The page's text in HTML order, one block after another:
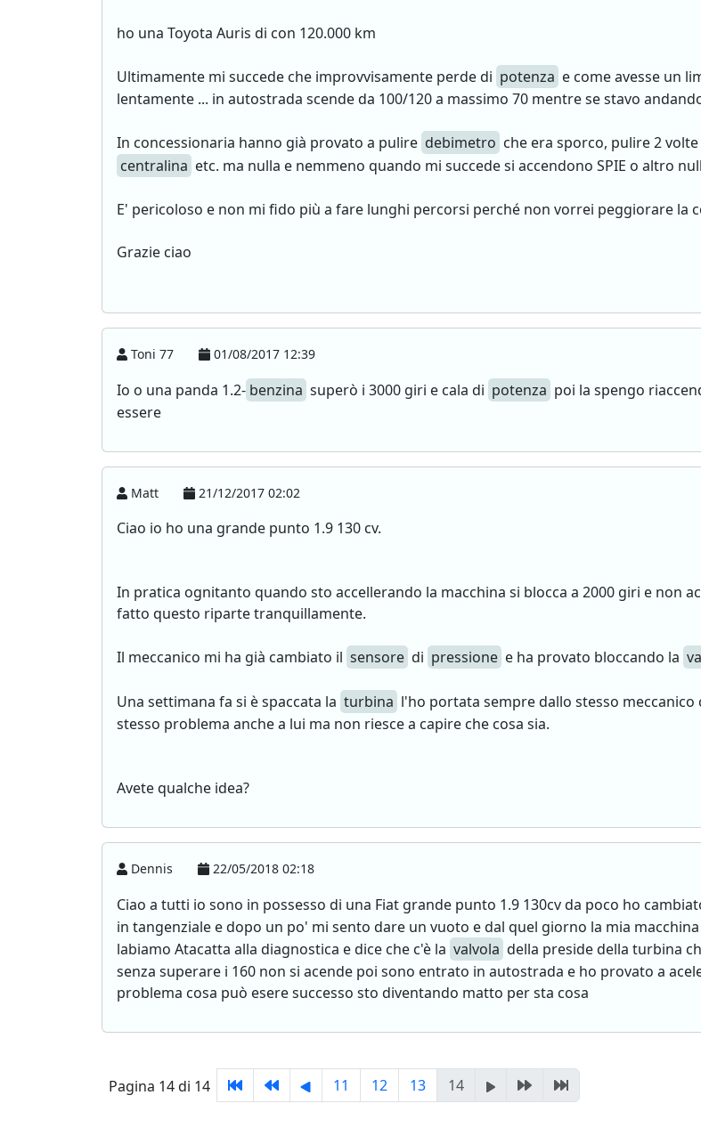
ho una Toyota Auris di con 120.000 km
Ultimamente mi succede che improvvisamente perde di potenza e come avesse un
lentamente ... in autostrada scende da 100/120 a massimo 70 mentre se stavo
In concessionaria hanno già provato a pulire debimetro che era sporco, pulire 2 volte
centralina etc. ma nulla e nemmeno quando mi succede si accendono SPIE o altro
E' pericoloso e non mi fido più a fare lunghi percorsi perché non vorrei peggiorare la
Grazie ciao
Toni 77 01/08/2017 12:39
Io o una panda 1.2- benzina superò i 3000 giri e cala di potenza poi la spengo
essere
Matt 21/12/2017 02:02
Ciao io ho una grande punto 1.9 130 cv.
In pratica ognitanto quando sto accellerando la macchina si blocca a 2000 giri e non
fatto questo riparte tranquillamente.
Il meccanico mi ha già cambiato il sensore di pressione e ha provato bloccando la
Una settimana fa si è spaccata la turbina l'ho portata sempre dallo stesso
stesso problema anche a lui ma non riesce a capire che cosa sia.
Avete qualche idea?
Dennis 22/05/2018 02:18
Ciao a tutti io sono in possesso di una Fiat grande punto 1.9 130cv da poco ho
in tangenziale e dopo un po' mi sento dare un vuoto e dal quel giorno la mia
labiamo Atacatta alla diagnostica e dice che c'è la valvola della preside della turbina
senza superare i 160 non si acende poi sono entrato in autostrada e ho provato a
problema cosa può esere successo sto diventando matto per sta cosa
Pagina 14 di 14 11 12 13 14